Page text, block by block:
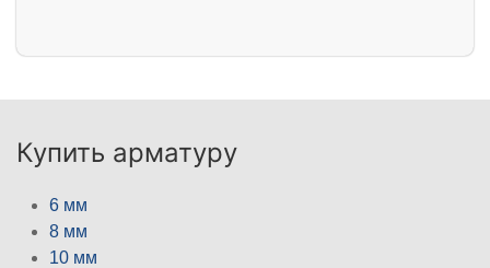
Купить арматуру
6 мм
8 мм
10 мм